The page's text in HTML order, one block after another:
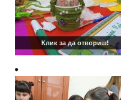
Клик за да отвориш!